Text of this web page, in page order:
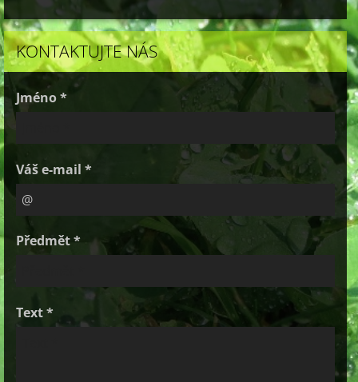
KONTAKTUJTE NÁS
Jméno *
Váš e-mail *
Předmět *
Text *